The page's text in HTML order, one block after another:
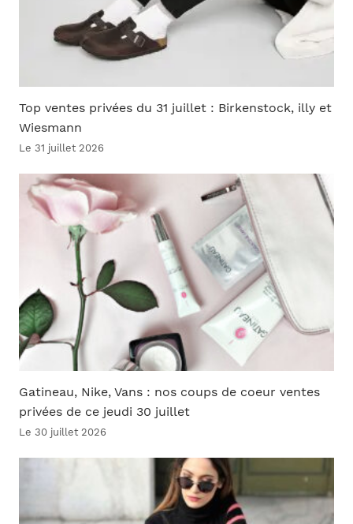
Top ventes privées du 31 juillet : Birkenstock, illy et
Wiesmann
Le 31 juillet 2026
Gatineau, Nike, Vans : nos coups de coeur ventes
privées de ce jeudi 30 juillet
Le 30 juillet 2026